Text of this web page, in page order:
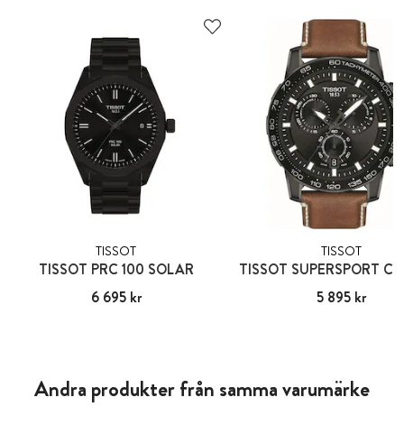
TISSOT
TISSOT PRC 100 SOLAR
Pris:6 695 kr
6 695 kr
TISSOT
TISSOT SUPERSPORT
Pris :5 895 kr
5 895 kr
Andra produkter från samma varumärke